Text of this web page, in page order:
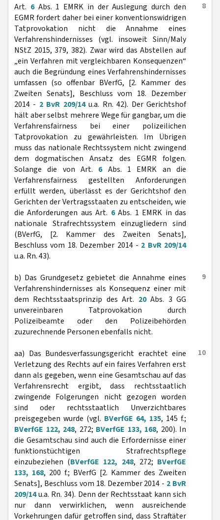
8
Art. 6Abs. 1 EMRK in der Auslegung durch den
EGMR fordert daher bei einer konventionswidrigen
Tatprovokation nicht die Annahme eines
Verfahrenshindernisses (vgl. insoweit Sinn/Maly
NStZ 2015, 379, 382). Zwar wird das Abstellen auf
„ein Verfahren mit vergleichbaren Konsequenzen“
auch die Begründung eines Verfahrenshindernisses
umfassen (so offenbar BVerfG, [2. Kammer des
Zweiten Senats], Beschluss vom 18. Dezember
2014 - 2 BvR 209/14u.a. Rn. 42). Der Gerichtshof
hält aber selbst mehrere Wege für gangbar, um die
Verfahrensfairness bei einer polizeilichen
Tatprovokation zu gewährleisten. Im Übrigen
muss das nationale Rechtssystem nicht zwingend
dem dogmatischen Ansatz des EGMR folgen.
Solange die von Art. 6Abs. 1 EMRK an die
Verfahrensfairness gestellten Anforderungen
erfüllt werden, überlässt es der Gerichtshof den
Gerichten der Vertragsstaaten zu entscheiden, wie
die Anforderungen aus Art. 6Abs. 1 EMRK in das
nationale Strafrechtssystem einzugliedern sind
(BVerfG, [2. Kammer des Zweiten Senats],
Beschluss vom 18. Dezember 2014 - 2 BvR 209/14
u.a. Rn. 43).
9
b) Das Grundgesetz gebietet die Annahme eines
Verfahrenshindernisses als Konsequenz einer mit
dem Rechtsstaatsprinzip des Art. 20Abs. 3 GG
unvereinbaren Tatprovokation durch
Polizeibeamte oder den Polizeibehörden
zuzurechnende Personen ebenfalls nicht.
10
aa) Das Bundesverfassungsgericht erachtet eine
Verletzung des Rechts auf ein faires Verfahren erst
dann als gegeben, wenn eine Gesamtschau auf das
Verfahrensrecht ergibt, dass rechtsstaatlich
zwingende Folgerungen nicht gezogen worden
sind oder rechtsstaatlich Unverzichtbares
preisgegeben wurde (vgl. BVerfGE 64, 135, 145 f.;
BVerfGE 122, 248, 272; BVerfGE 133, 168, 200). In
die Gesamtschau sind auch die Erfordernisse einer
funktionstüchtigen Strafrechtspflege
einzubeziehen (BVerfGE 122, 248, 272; BVerfGE
133, 168, 200 f.; BVerfG [2. Kammer des Zweiten
Senats], Beschluss vom 18. Dezember 2014 - 2 BvR
209/14u.a. Rn. 34). Denn der Rechtsstaat kann sich
nur dann verwirklichen, wenn ausreichende
Vorkehrungen dafür getroffen sind, dass Straftäter